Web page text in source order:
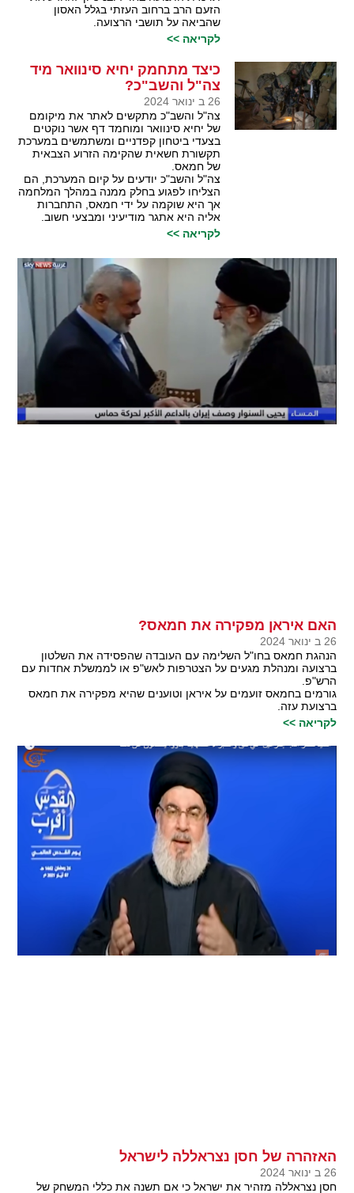
הזעם הרב ברחוב העזתי בגלל האסון
שהביאה על תושבי הרצועה.
לקריאה >>
כיצד מתחמק יחיא סינוואר מיד
צה"ל והשב"כ?
26 ב ינואר 2024
צה"ל והשב"כ מתקשים לאתר את מיקומם
של יחיא סינוואר ומוחמד דף אשר נוקטים
בצעדי ביטחון קפדניים ומשתמשים במערכת
תקשורת חשאית שהקימה הזרוע הצבאית
של חמאס.
צה"ל והשב"כ יודעים על קיום המערכת, הם
הצליחו לפגוע בחלק ממנה במהלך המלחמה
אך היא שוקמה על ידי חמאס, התחברות
אליה היא אתגר מודיעיני ומבצעי חשוב.
לקריאה >>
האם איראן מפקירה את חמאס?
26 ב ינואר 2024
הנהגת חמאס בחו"ל השלימה עם העובדה שהפסידה את השלטון
ברצועה ומנהלת מגעים על הצטרפות לאש"פ או לממשלת אחדות עם
הרש"פ.
גורמים בחמאס זועמים על איראן וטוענים שהיא מפקירה את חמאס
ברצועת עזה.
לקריאה >>
האזהרה של חסן נצראללה לישראל
26 ב ינואר 2024
חסן נצראללה מזהיר את ישראל כי אם תשנה את כללי המשחק של